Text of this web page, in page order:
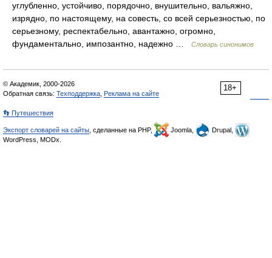
углубленно, устойчиво, порядочно, внушительно, вальяжно,
изрядно, по настоящему, на совесть, со всей серьезностью, по
серьезному, респектабельно, авантажно, огромно,
фундаментально, импозантно, надежно …
Словарь синонимов
18+
© Академик, 2000-2026
Обратная связь: Техподдержка Реклама на сайте
👣 Путешествия
Экспорт словарей на сайты , сделанные на PHP, Joomla,
Drupal,
WordPress, MODx.